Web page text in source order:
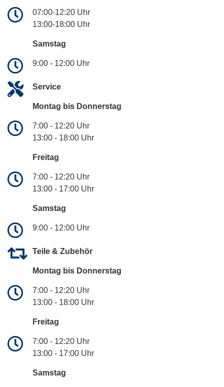
07:00-12:20 Uhr
13:00-18:00 Uhr
Samstag
9:00 - 12:00 Uhr
Service
Montag bis Donnerstag
7:00 - 12:20 Uhr
13:00 - 18:00 Uhr
Freitag
7:00 - 12:20 Uhr
13:00 - 17:00 Uhr
Samstag
9:00 - 12:00 Uhr
Teile & Zubehör
Montag bis Donnerstag
7:00 - 12:20 Uhr
13:00 - 18:00 Uhr
Freitag
7:00 - 12:20 Uhr
13:00 - 17:00 Uhr
Samstag